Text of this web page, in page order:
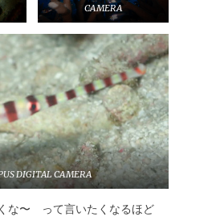
CAMERA
DIGITAL CAMERA
〜 って言いたくなるほど